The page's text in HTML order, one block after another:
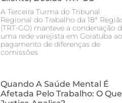
A Terceira Turma do Tribunal
Regional do Trabalho da 18ª
(TRT-GO) manteve a condenação
uma rede varejista em Goiatuba ao
pagamento de diferenças de
comissões
Quando A Saúde Mental É
Afetada Pelo Trabalho: O